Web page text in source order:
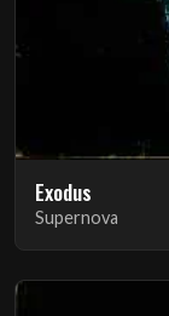
Exodus
Supernova